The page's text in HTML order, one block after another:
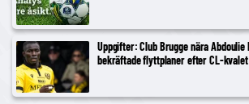
Uppgifter: Club Brugge nära Abdoulie
bekräftade flyttplaner efter CL-kvalet